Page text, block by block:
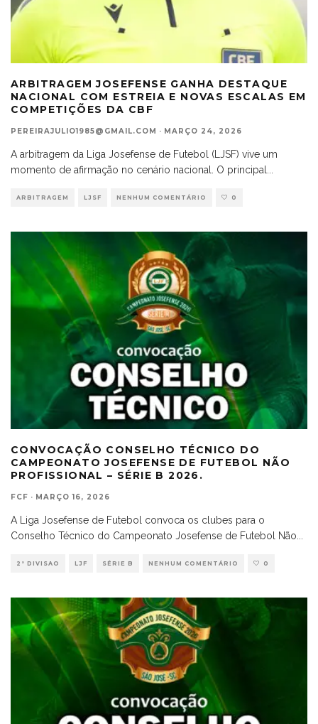
ARBITRAGEM JOSEFENSE GANHA DESTAQUE
NACIONAL COM ESTREIA E NOVAS ESCALAS EM
COMPETIÇÕES DA CBF
PEREIRAJULIO1985@GMAIL.COM · MARÇO 24, 2026
A arbitragem da Liga Josefense de Futebol (LJSF) vive um
momento de afirmação no cenário nacional. O principal
ARBITRAGEM LJSF NENHUM COMENTÁRIO 0
CONVOCAÇÃO CONSELHO TÉCNICO DO
CAMPEONATO JOSEFENSE DE FUTEBOL NÃO
PROFISSIONAL – SÉRIE B 2026.
FCF · MARÇO 16, 2026
A Liga Josefense de Futebol convoca os clubes para o
Conselho Técnico do Campeonato Josefense de Futebol Não...
2ª DIVISAO LJF SÉRIE B NENHUM COMENTÁRIO 0